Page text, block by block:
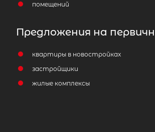
помещений
Предложения на
квартиры в новостройках
застройщики
жилые комплексы